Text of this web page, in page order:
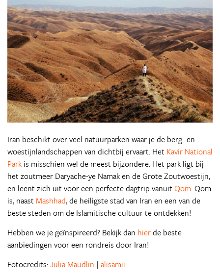
Iran beschikt over veel natuurparken waar je de berg- en
woestijnlandschappen van dichtbij ervaart. Het Kavir National
Park is misschien wel de meest bijzondere. Het park ligt bij
het zoutmeer Daryache-ye Namak en de Grote Zoutwoestijn,
en leent zich uit voor een perfecte dagtrip vanuit Qom. Qom
is, naast Mashhad, de heiligste stad van Iran en een van de
beste steden om de Islamitische cultuur te ontdekken!
Hebben we je geïnspireerd? Bekijk dan hierde beste
aanbiedingen voor een rondreis door Iran!
Fotocredits:Julia Maudlin | alisamii